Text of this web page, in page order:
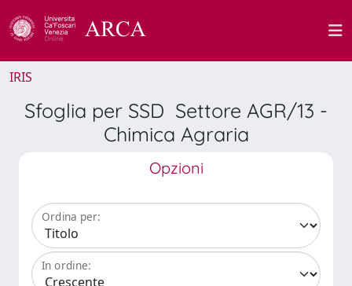
IRIS
Sfoglia per SSD Settore AGR/13 -
Chimica Agraria
Opzioni
Ordina per:
In ordine: